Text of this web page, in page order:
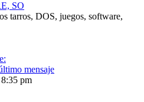
SO
tarros, DOS, juegos, software,
mensaje
pm